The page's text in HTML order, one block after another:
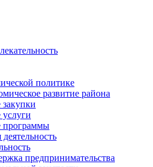
политике
развитие района
предпринимательства